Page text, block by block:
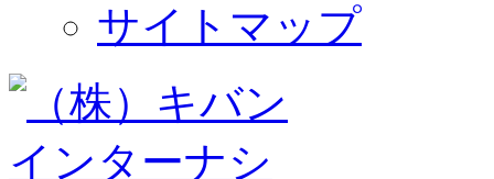
サイトマップ